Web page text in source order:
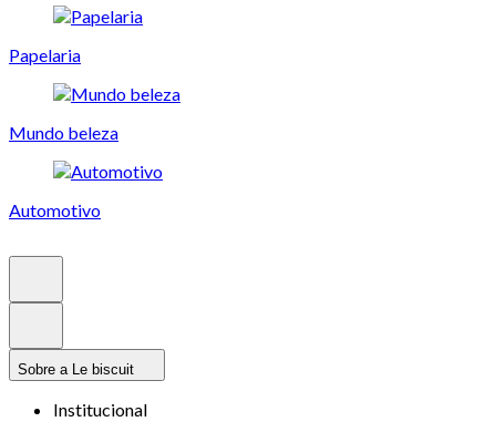
Papelaria
Mundo beleza
Automotivo
Sobre a Le biscuit
Institucional